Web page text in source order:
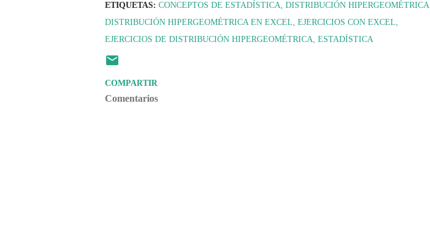
ETIQUETAS: CONCEPTOS DE ESTADÍSTICA DISTRIBUCIÓN HIPERGEOMÉTRICA
DISTRIBUCIÓN HIPERGEOMÉTRICA EN EXCEL EJERCICIOS CON EXCEL
EJERCICIOS DE DISTRIBUCIÓN HIPERGEOMÉTRICA ESTADÍSTICA
COMPARTIR
Comentarios